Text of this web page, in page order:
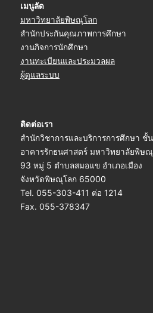
t
:
เมนูลัด
มหาวิทยาลัยพิษณุโลก
สำนักประกันคุณภาพการศึกษา
งานกิจการนักศึกษา
งานทะเบียนและประมวลผล
ผู้ดูแลระบบ
ติดต่อเรา
สำนักวิชาการและบริการการศึกษา ชั้
อาคารรักธนศาสตร์ มหาวิทยาลัยพิษ
93 หมู่ 5 ตำบลสมอแข อำเภอเมือง
จังหวัดพิษณุโลก 65000
Tel. 055-303-411 ต่อ 1214
Fax. 055-378347